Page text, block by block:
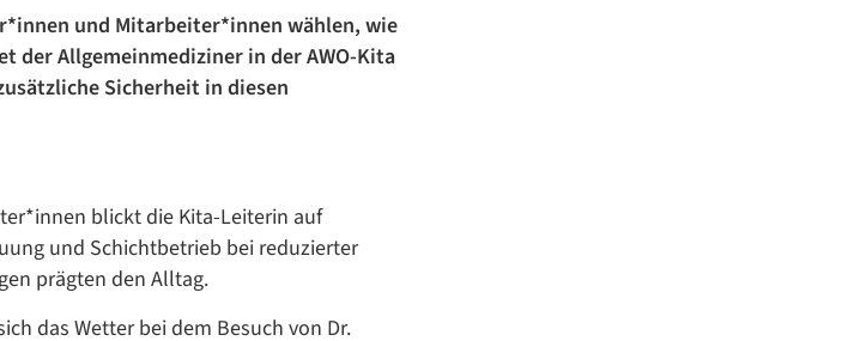
und Mitarbeiter*innen wählen, wie
der Allgemeinmediziner in der AWO-Kita
Sicherheit in diesen
blickt die Kita-Leiterin auf
und Schichtbetrieb bei reduzierter
prägten den Alltag.
das Wetter bei dem Besuch von Dr.